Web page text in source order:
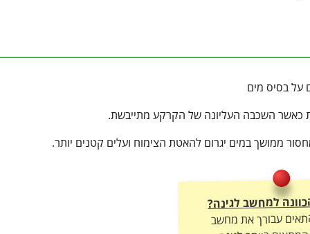
על בסיס מים
כאשר השכבה העליונה של הקרקע מתייבשת.
ממושך במים יגרום להאטת הצימוח ועלים קטנים יותר.
למחשב לגינה?
עבורך את מחשב